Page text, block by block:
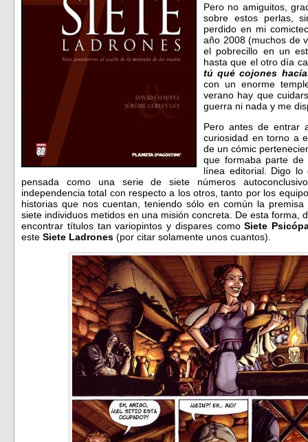
Pero no amiguitos,
sobre estos perlas,
perdido en mi
año 2008 (muchos de
el pobrecillo en un
hasta que el otro día
tú qué cojones
con un enorme
verano hay que
guerra ni nada y me
Pero antes de entrar
curiosidad en torno a
de un cómic
que formaba parte de
línea editorial. Digo lo
pensada como una serie de siete números
independencia total con respecto a los otros, tanto por los
historias que nos cuentan, teniendo sólo en común la
siete individuos metidos en una misión concreta. De esta forma,
encontrar títulos tan variopintos y dispares comoSiete
este Siete Ladrones (por citar solamente unos cuantos).